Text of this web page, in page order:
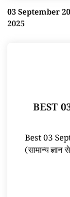
03 September
2025
BEST
Best 03
(सामान्य